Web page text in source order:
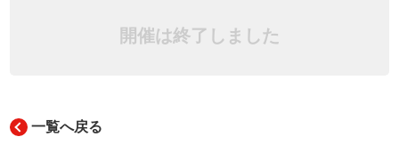
開催は終了しました
一覧へ戻る